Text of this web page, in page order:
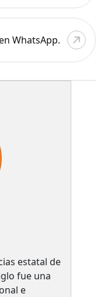
WhatsApp.
estatal de
fue una
e